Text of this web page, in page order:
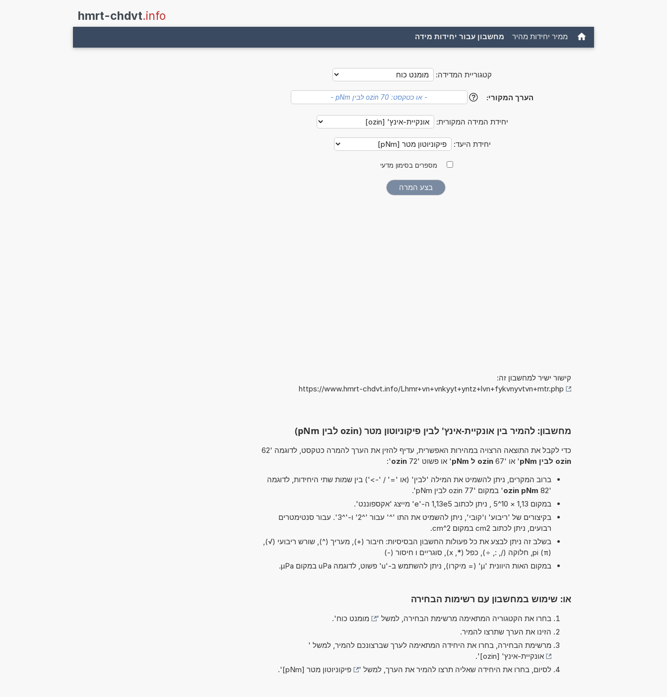
hmrt-chdvt.info
ממיר יחידות מהיר מחשבון עבור יחידות מידה
קטגוריית המדידה:
הערך המקורי: ?
יחידת המידה המקורית:
יחידת היעד:
מספרים בסימון מדעי
קישור ישיר למחשבון זה:
https://www.hmrt-chdvt.info/Lhmr+vn+vnkyyt+yntz+lvn+fykvnyvtvn+mtr.php
מחשבון: להמיר בין אונקיית-אינץ' לבין פיקוניוטון מטר (ozin לבין pNm)
כדי לקבל את התוצאה הרצויה במהירות האפשרית, עדיף להזין את הערך להמרה כטקסט, לדוגמה '62
ozin לבין pNm
' או '67 ozin ל pNm ' או פשוט '72 ozin
':
ברוב המקרים, ניתן להשמיט את המילה 'לבין' (או '=' / '->') בין שמות שתי היחידות, לדוגמה
'82
ozin pNm' במקום '77 ozin לבין pNm'.
במקום 1,13 × 10^5 , ניתן לכתוב 1,13e5 ה-'e' מייצג 'אקספוננט'.
בקיצורים של 'ריבוע' ו'קובי', ניתן להשמיט את התו '^' עבור '^2' ו-'^3'. עבור סנטימטרים
רבועים, ניתן לכתוב cm2 במקום cm^2.
בשלב זה ניתן לבצע את כל פעולות החשבון הבסיסיות: חיבור (+), מעריך (^), שורש ריבועי (√),
pi (π), חלוקה (/, :, ÷), כפל (*, x), סוגריים ו חיסור (-)
במקום האות היוונית 'µ' (= מיקרו), ניתן להשתמש ב-'u' פשוט, לדוגמה uPa במקום µPa.
או: שימוש במחשבון עם רשימות הבחירה
בחרו את הקטגוריה המתאימה מרשימת הבחירה, למשל ' מומנט כוח'.
הזינו את הערך שתרצו להמיר.
מרשימת הבחירה, בחרו את היחידה המתאימה לערך שברצונכם להמיר, למשל '
אונקיית-אינץ' [ozin]
'.
לסיום, בחרו את היחידה שאליה תרצו להמיר את הערך, למשל '
פיקוניוטון מטר [pNm] '.